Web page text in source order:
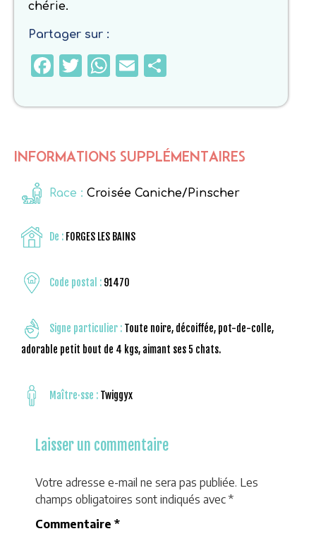
chérie.
Partager sur :
Facebook
Twitter
WhatsApp
Email
INFORMATIONS SUPPLÉMENTAIRES
Race : Croisée Caniche/Pinscher
De : FORGES LES BAINS
Code postal : 91470
Signe particulier : Toute noire, décoiffée, pot-de-colle,
adorable petit bout de 4 kgs, aimant ses 5 chats.
Maître·sse : Twiggyx
Laisser un commentaire
Votre adresse e-mail ne sera pas publiée. Les
champs obligatoires sont indiqués avec *
Commentaire *